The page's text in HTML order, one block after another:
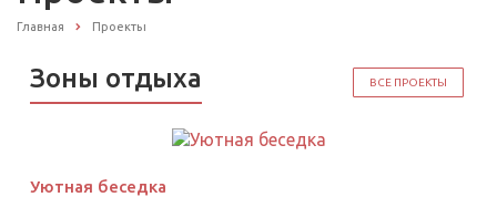
Главная Проекты
ВСЕ ПРОЕКТЫ
Зоны отдыха
Уютная беседка